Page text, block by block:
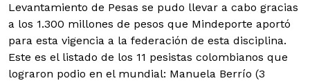
Levantamiento de Pesas se pudo llevar a cabo gracias
a los 1.300 millones de pesos que Mindeporte aportó
para esta vigencia a la federación de esta disciplina.
Este es el listado de los 11 pesistas colombianos que
lograron podio en el mundial: Manuela Berrío (3